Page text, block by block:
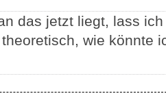
das jetzt liegt, lass
wie könnte